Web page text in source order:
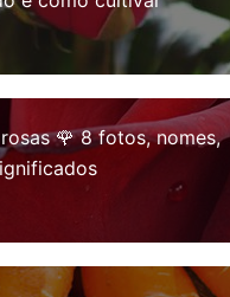
🌹 8 fotos, nomes,